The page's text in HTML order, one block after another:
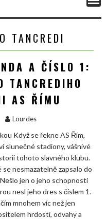
TANCREDI
A ČÍSLO 1:
TANCREDIHO
AS ŘÍMU
Lourdes
Když se řekne AS Řím,
slunečné stadiony, vášnivé
tohoto slavného klubu.
nesmazatelně zapsalo do
jen o jeho schopnosti
nesl jeho dres s číslem 1.
mnohem víc než jen
hrdosti, odvahy a